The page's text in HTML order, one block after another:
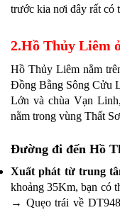
trước kia nơi đây rất có
2.Hồ Thủy Liêm
Hồ Thủy Liêm nằm
Đồng Bằng Sông Cửu
Lớn và chùa Vạn
nằm trong vùng Thất
Đường đi đến Hồ
Xuất phát từ trung
khoảng 35Km, bạn có
→ Quẹo trái về